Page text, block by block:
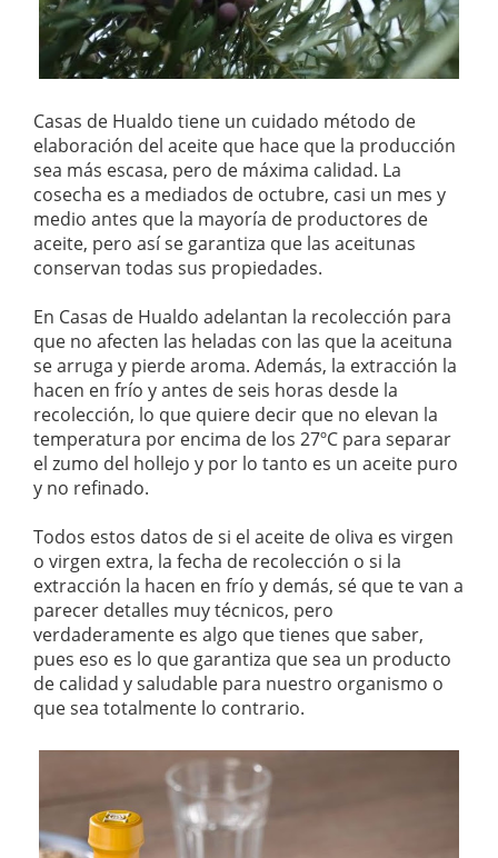
Casas de Hualdo tiene un cuidado método de
elaboración del aceite que hace que la producción
sea más escasa, pero de máxima calidad. La
cosecha es a mediados de octubre, casi un mes y
medio antes que la mayoría de productores de
aceite, pero así se garantiza que las aceitunas
conservan todas sus propiedades.
En Casas de Hualdo adelantan la recolección para
que no afecten las heladas con las que la aceituna
se arruga y pierde aroma. Además, la extracción la
hacen en frío y antes de seis horas desde la
recolección, lo que quiere decir que no elevan la
temperatura por encima de los 27ºC para separar
el zumo del hollejo y por lo tanto es un aceite puro
y no refinado.
Todos estos datos de si el aceite de oliva es virgen
o virgen extra, la fecha de recolección o si la
extracción la hacen en frío y demás, sé que te van a
parecer detalles muy técnicos, pero
verdaderamente es algo que tienes que saber,
pues eso es lo que garantiza que sea un producto
de calidad y saludable para nuestro organismo o
que sea totalmente lo contrario.